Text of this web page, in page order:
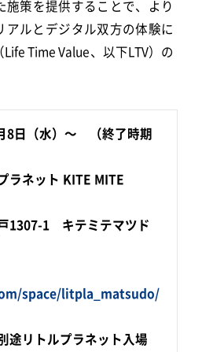
施策を提供することで、より
アルとデジタル双方の体験に
Time Value、以下LTV）の
8日（水）～ （終了時期
ラネット KITE MITE
1307-1 キテミテマツド
space/litpla_matsudo/
途リトルプラネット入場